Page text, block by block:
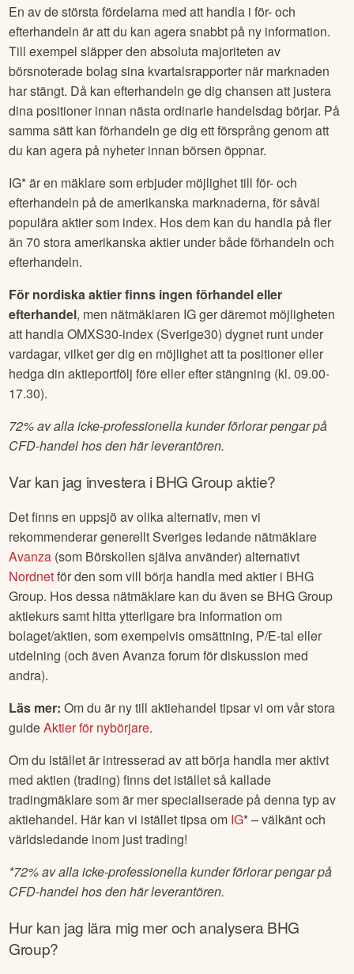
En av de största fördelarna med att handla i för- och
efterhandeln är att du kan agera snabbt på ny information.
Till exempel släpper den absoluta majoriteten av
börsnoterade bolag sina kvartalsrapporter när marknaden
har stängt. Då kan efterhandeln ge dig chansen att justera
dina positioner innan nästa ordinarie handelsdag börjar. På
samma sätt kan förhandeln ge dig ett försprång genom att
du kan agera på nyheter innan börsen öppnar.
IG* är en mäklare som erbjuder möjlighet till för- och
efterhandeln på de amerikanska marknaderna, för såväl
populära aktier som index. Hos dem kan du handla på fler
än 70 stora amerikanska aktier under både förhandeln och
efterhandeln.
För nordiska aktier finns ingen förhandel eller
efterhandel, men nätmäklaren IG ger däremot möjligheten
att handla OMXS30-index (Sverige30) dygnet runt under
vardagar, vilket ger dig en möjlighet att ta positioner eller
hedga din aktieportfölj före eller efter stängning (kl. 09.00-
17.30).
72% av alla icke-professionella kunder förlorar pengar på
CFD-handel hos den här leverantören.
Var kan jag investera iBHG Groupaktie?
Det finns en uppsjö av olika alternativ, men vi
rekommenderar generellt Sveriges ledande nätmäklare
Avanza (som Börskollen själva använder) alternativt
Nordnetför den som vill börja handla med aktier i BHG
Group. Hos dessa nätmäklare kan du även se BHG Group
aktiekurs samt hitta ytterligare bra information om
bolaget/aktien, som exempelvis omsättning, P/E-tal eller
utdelning (och även Avanza forum för diskussion med
andra).
Läs mer: Om du är ny till aktiehandel tipsar vi om vår stora
guideAktier för nybörjare.
Om du istället är intresserad av att börja handla mer aktivt
med aktien (trading) finns det istället så kallade
tradingmäklare som är mer specialiserade på denna typ av
aktiehandel. Här kan vi istället tipsa om IG* – välkänt och
världsledande inom just trading!
*72% av alla icke-professionella kunder förlorar pengar på
CFD-handel hos den här leverantören.
Hur kan jag lära mig mer och analyseraBHG
Group?